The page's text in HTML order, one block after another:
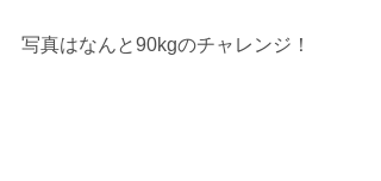
写真はなんと90kgのチャレンジ！